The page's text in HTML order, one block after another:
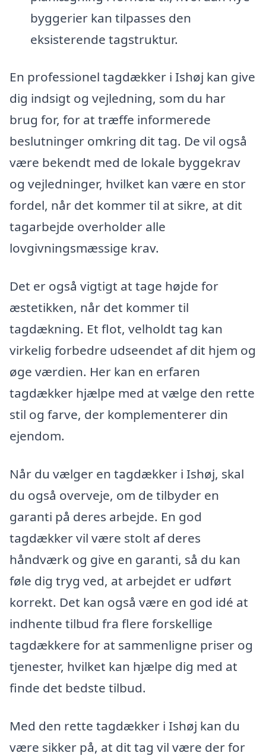
byggerier kan tilpasses den
eksisterende tagstruktur.
En professionel tagdækker i Ishøj kan give
dig indsigt og vejledning, som du har
brug for, for at træffe informerede
beslutninger omkring dit tag. De vil også
være bekendt med de lokale byggekrav
og vejledninger, hvilket kan være en stor
fordel, når det kommer til at sikre, at dit
tagarbejde overholder alle
lovgivningsmæssige krav.
Det er også vigtigt at tage højde for
æstetikken, når det kommer til
tagdækning. Et flot, velholdt tag kan
virkelig forbedre udseendet af dit hjem og
øge værdien. Her kan en erfaren
tagdækker hjælpe med at vælge den rette
stil og farve, der komplementerer din
ejendom.
Når du vælger en tagdækker i Ishøj, skal
du også overveje, om de tilbyder en
garanti på deres arbejde. En god
tagdækker vil være stolt af deres
håndværk og give en garanti, så du kan
føle dig tryg ved, at arbejdet er udført
korrekt. Det kan også være en god idé at
indhente tilbud fra flere forskellige
tagdækkere for at sammenligne priser og
tjenester, hvilket kan hjælpe dig med at
finde det bedste tilbud.
Med den rette tagdækker i Ishøj kan du
være sikker på, at dit tag vil være der for